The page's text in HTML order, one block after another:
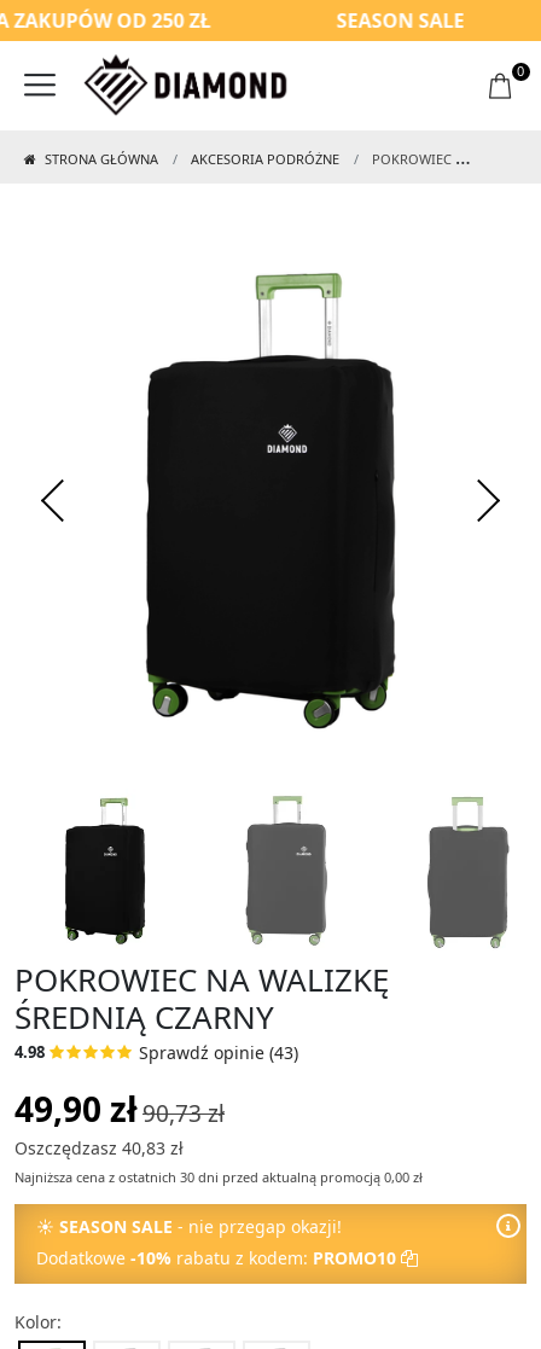
OD 250 ZŁ SEASON SALE
0
STRONA GŁÓWNA AKCESORIA PODRÓŻNE POKROWIEC NA WALIZKĘ ŚREDNIĄ
POKROWIEC NA WALIZKĘ
ŚREDNIĄ CZARNY
4.98 Sprawdź opinie (43)
49,90 zł90,73 zł
Oszczędzasz 40,83 zł
Najniższa cena z ostatnich 30 dni przed aktualną promocją 0,00 zł
☀ SEASON SALE - nie przegap okazji!
Dodatkowe -10% rabatu z kodem: PROMO10
Kolor: